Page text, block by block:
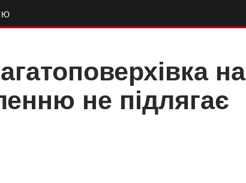
на
не підлягає